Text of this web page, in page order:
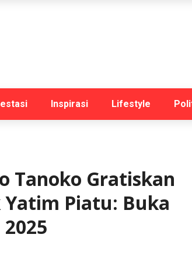
Inspirasi Lifestyle
Tanoko Gratiskan
Piatu: Buka